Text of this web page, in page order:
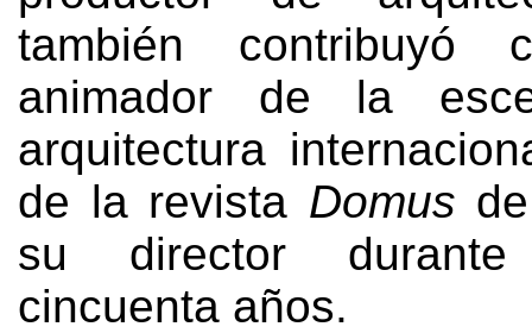
también contribuyó
animador de la
arquitectura
de la revista Domus
su director
cincuenta años.